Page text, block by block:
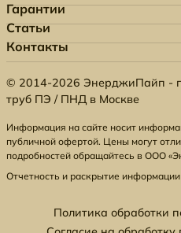
Гарантии
Статьи
Контакты
© 2014-2026 ЭнерджиПайп -
труб ПЭ / ПНД в Москве
Информация на сайте носит
публичной офертой. Цены могут
подробностей обращайтесь в ООО
Отчетность и раскрытие информации
Политика обработки